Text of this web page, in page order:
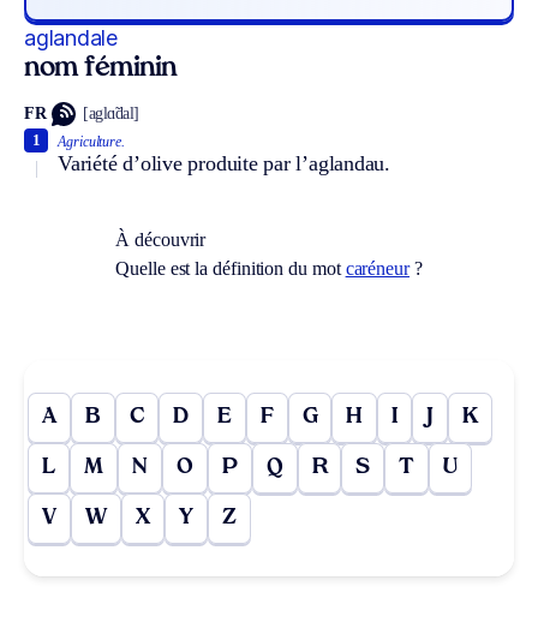
aglandale
nom féminin
FR [aglɑ̃dal]
Agriculture.
Variété d’olive produite par l’aglandau.
1
À découvrir
Quelle est la définition du mot caréneur?
A B C D E F G H I J K
L M N O P Q R S T U
V W X Y Z